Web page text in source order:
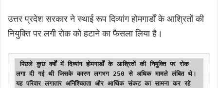
उत्तर प्रदेश सरकार ने स्थाई रूप दिव्यांग होमगार्डों के आश्रितों की
नियुक्ति पर लगी रोक को हटाने का फैसला लिया है।
पिछले कुछ वर्षों में दिव्यांग होमगार्डों के आश्रितों की नियुक्ति पर रोक
लगा दी गई थी जिसके कारण लगभग 250 से अधिक मामले लंबित थे।
यह परिवार लगातार अनिश्चितता और आर्थिक संकट का सामना कर रहे